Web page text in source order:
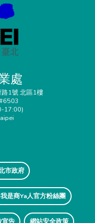
處
1號 北區1樓
17:00)
市政府
是商Ya人官方粉絲團